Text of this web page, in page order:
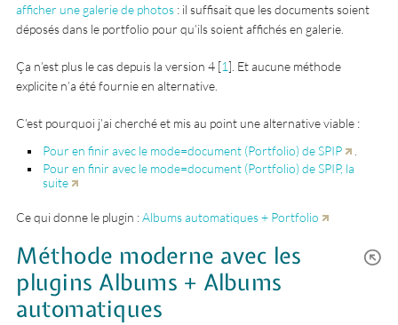
afficher une galerie de photos : il suffisait que les documents soient
déposés dans le portfolio pour qu’ils soient affichés en galerie.
Ça n’est plus le cas depuis la version 4 [1] . Et aucune méthode
explicite n’a été fournie en alternative.
C’est pourquoi j’ai cherché et mis au point une alternative viable :
Pour en finir avec le mode=document (Portfolio) de SPIP
Pour en finir avec le mode=document (Portfolio) de SPIP, la
suite
Ce qui donne le plugin :Albums automatiques + Portfolio
Méthode moderne avec les
plugins Albums + Albums
automatiques